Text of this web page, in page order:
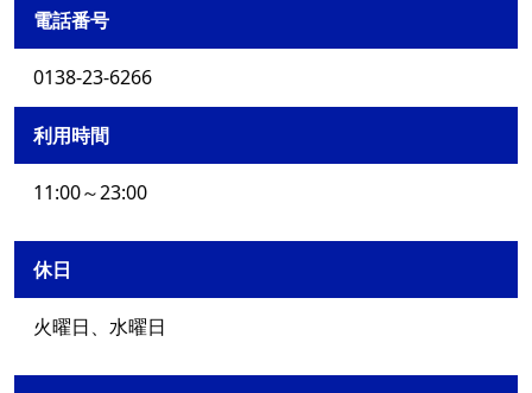
電話番号
0138-23-6266
利用時間
11:00～23:00
休日
火曜日、水曜日